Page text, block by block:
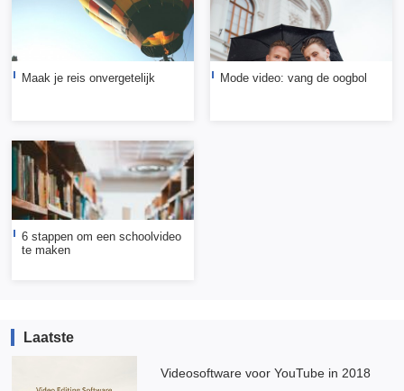
Maak je reis onvergetelijk Mode video: vang de oogbol
6 stappen om een schoolvideo
te maken
Laatste
Videosoftware voor YouTube in 2018